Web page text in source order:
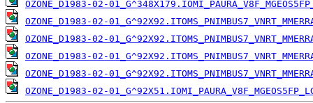
OZONE_D1983-02-
OZONE_D1983-02-
OZONE_D1983-02-
OZONE_D1983-02-
OZONE_D1983-02-
OZONE_D1983-02-